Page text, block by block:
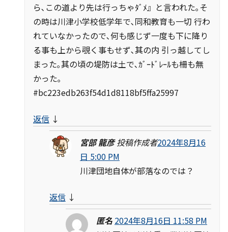
ら､この道より先は行っちゃﾀﾞﾒ』と言われた｡そ
の時は川津小学校低学年で､同和教育も一切 行わ
れていなかったので､何も感じず一度も下に降り
る事も上から覗く事もせず､其の内 引っ越してし
まった｡其の頃の堤防は土で､ｶﾞｰﾄﾞﾚｰﾙも柵も無
かった｡
#bc223edb263f54d1d8118bf5ffa25997
返信 ↓
宮部 龍彦 投稿作成者2024年8月16
日 5:00 PM
川津団地自体が部落なのでは？
返信 ↓
匿名 2024年8月16日 11:58 PM